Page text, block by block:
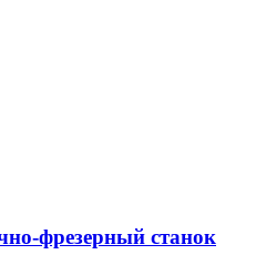
фрезерный станок